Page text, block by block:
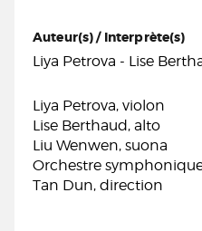
Auteur(s) / Interprète(s)
Liya Petrova - Lise
Liya Petrova, violon
Lise Berthaud, alto
Liu Wenwen, suona
Orchestre
Tan Dun, direction